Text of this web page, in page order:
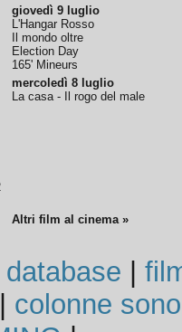
giovedì 9 luglio
L'Hangar Rosso
Il mondo oltre
Election Day
165' Mineurs
mercoledì 8 luglio
La casa - Il rogo del male
Altri film al cinema »
database
colonne